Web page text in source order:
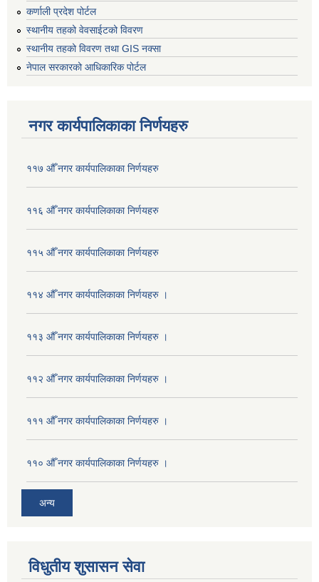
कर्णाली प्रदेश पोर्टल
स्थानीय तहको वेवसाईटको विवरण
स्थानीय तहको विवरण तथा GIS नक्सा
नेपाल सरकारको आधिकारिक पोर्टल
नगर कार्यपालिकाका निर्णयहरु
११७ औँ नगर कार्यपालिकाका निर्णयहरु
११६ औँ नगर कार्यपालिकाका निर्णयहरु
११५ औँ नगर कार्यपालिकाका निर्णयहरु
११४ औँ नगर कार्यपालिकाका निर्णयहरु ।
११३ औँ नगर कार्यपालिकाका निर्णयहरु ।
११२ औँ नगर कार्यपालिकाका निर्णयहरु ।
१११ औँ नगर कार्यपालिकाका निर्णयहरु ।
११० औँ नगर कार्यपालिकाका निर्णयहरु ।
अन्य
विधुतीय शुसासन सेवा